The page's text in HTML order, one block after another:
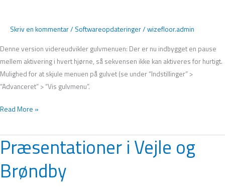
Skriv en kommentar/ Softwareopdateringer/ wizefloor.admin
Denne version videreudvikler gulvmenuen: Der er nu indbygget en pause
mellem aktivering i hvert hjørne, så sekvensen ikke kan aktiveres for hurtigt.
Mulighed for at skjule menuen på gulvet (se under “Indstillinger” >
“Advanceret” > “Vis gulvmenu”.
Read More »
Præsentationer i Vejle og
Brøndby
Præsentationer
Vejle
og